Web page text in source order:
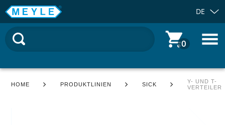
DE
0
HOME PRODUKTLINIEN SICK
Y- UND T-
VERTEILER